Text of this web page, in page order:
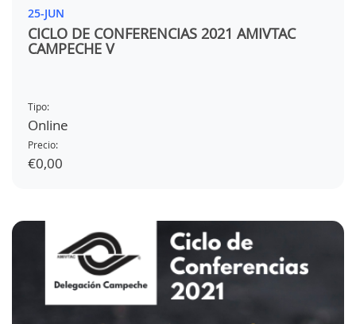
25-JUN
CICLO DE CONFERENCIAS 2021 AMIVTAC
CAMPECHE V
Tipo:
Online
Precio:
€0,00